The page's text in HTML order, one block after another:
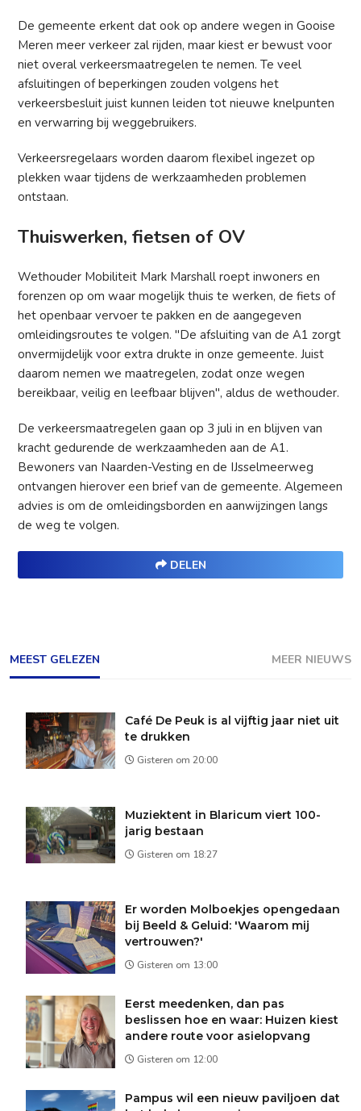
De gemeente erkent dat ook op andere wegen in Gooise
Meren meer verkeer zal rijden, maar kiest er bewust voor
niet overal verkeersmaatregelen te nemen. Te veel
afsluitingen of beperkingen zouden volgens het
verkeersbesluit juist kunnen leiden tot nieuwe knelpunten
en verwarring bij weggebruikers.
Verkeersregelaars worden daarom flexibel ingezet op
plekken waar tijdens de werkzaamheden problemen
ontstaan.
Thuiswerken, fietsen of OV
Wethouder Mobiliteit Mark Marshall roept inwoners en
forenzen op om waar mogelijk thuis te werken, de fiets of
het openbaar vervoer te pakken en de aangegeven
omleidingsroutes te volgen. "De afsluiting van de A1 zorgt
onvermijdelijk voor extra drukte in onze gemeente. Juist
daarom nemen we maatregelen, zodat onze wegen
bereikbaar, veilig en leefbaar blijven", aldus de wethouder.
De verkeersmaatregelen gaan op 3 juli in en blijven van
kracht gedurende de werkzaamheden aan de A1.
Bewoners van Naarden-Vesting en de IJsselmeerweg
ontvangen hierover een brief van de gemeente. Algemeen
advies is om de omleidingsborden en aanwijzingen langs
de weg te volgen.
DELEN
MEEST GELEZEN MEER NIEUWS
Café De Peuk is al vijftig jaar niet uit
te drukken
Gisteren om 20:00
Muziektent in Blaricum viert 100-
jarig bestaan
Gisteren om 18:27
Er worden Molboekjes opengedaan
bij Beeld & Geluid: 'Waarom mij
vertrouwen?'
Gisteren om 13:00
Eerst meedenken, dan pas
beslissen hoe en waar: Huizen kiest
andere route voor asielopvang
Gisteren om 12:00
Pampus wil een nieuw paviljoen dat